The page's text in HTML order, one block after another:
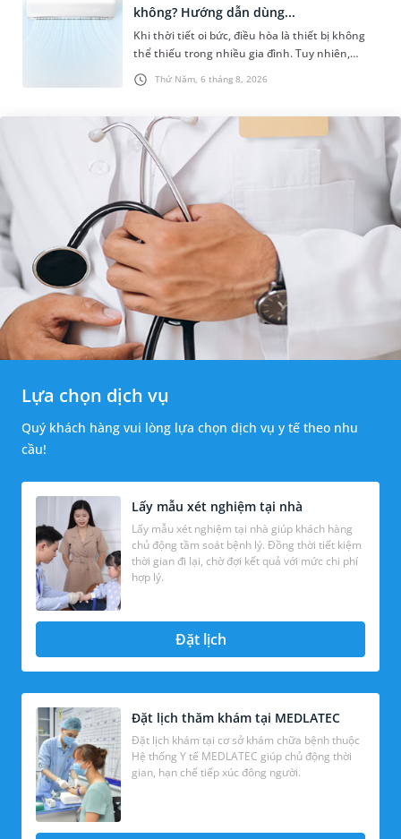
Thứ Năm, 6 tháng 8, 2026
không? Hướng dẫn dùng...
Khi thời tiết oi bức, điều hòa là thiết bị không
thể thiếu trong nhiều gia đình. Tuy nhiên,
nhiều người lo ngại rằng việc ngủ trong phòng
điều hòa mỗi đêm có...
Lựa chọn dịch vụ
Quý khách hàng vui lòng lựa chọn dịch vụ y tế theo nhu
cầu!
Lấy mẫu xét nghiệm tại nhà
Lấy mẫu xét nghiệm tại nhà giúp khách hàng
chủ động tầm soát bệnh lý. Đồng thời tiết kiệm
thời gian đi lại, chờ đợi kết quả với mức chi phí
hợp lý.
Đặt lịch
Đặt lịch thăm khám tại MEDLATEC
Đặt lịch khám tại cơ sở khám chữa bệnh thuộc
Hệ thống Y tế MEDLATEC giúp chủ động thời
gian, hạn chế tiếp xúc đông người.